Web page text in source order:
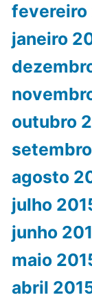
fevereiro
janeiro
outubro
agosto
julho
junho
maio
abril